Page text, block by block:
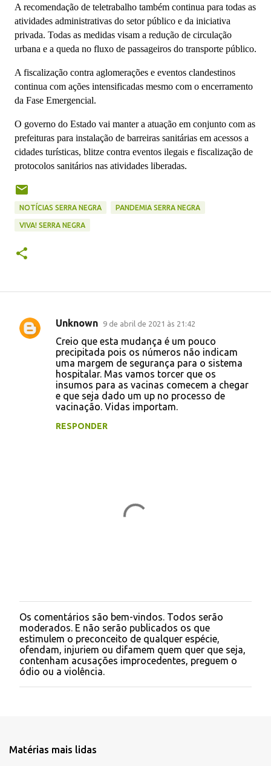
A recomendação de teletrabalho também continua para todas as
atividades administrativas do setor público e da iniciativa
privada. Todas as medidas visam a redução de circulação
urbana e a queda no fluxo de passageiros do transporte público.
A fiscalização contra aglomerações e eventos clandestinos
continua com ações intensificadas mesmo com o encerramento
da Fase Emergencial.
O governo do Estado vai manter a atuação em conjunto com as
prefeituras para instalação de barreiras sanitárias em acessos a
cidades turísticas, blitze contra eventos ilegais e fiscalização de
protocolos sanitários nas atividades liberadas.
NOTÍCIAS SERRA NEGRA PANDEMIA SERRA NEGRA
VIVA! SERRA NEGRA
C
Unknown 9 de abril de 2021 às 21:42
Creio que esta mudança é um pouco
precipitada pois os números não indicam
uma margem de segurança para o sistema
hospitalar. Mas vamos torcer que os
insumos para as vacinas comecem a chegar
e que seja dado um up no processo de
vacinação. Vidas importam.
RESPONDER
P
o
s
t
a
r
u
n
Os comentários são bem-vindos. Todos serão
moderados. E não serão publicados os que
estimulem o preconceito de qualquer espécie,
ofendam, injuriem ou difamem quem quer que seja,
contenham acusações improcedentes, preguem o
ódio ou a violência.
Matérias mais lidas